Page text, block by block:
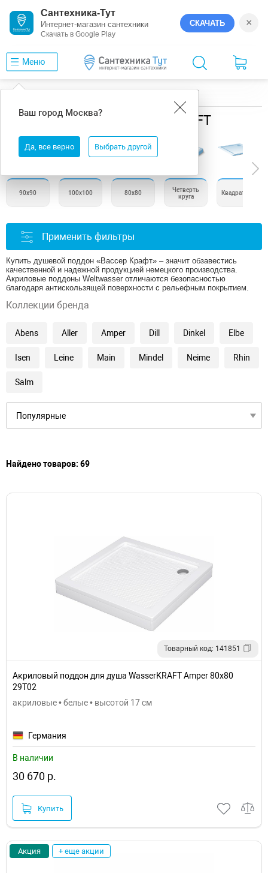
Сантехника-Тут
Интернет-магазин сантехники
Скачать в Google Play
СКАЧАТЬ ×
Меню
Ваш город Москва?
Да, все верно Выбрать другой
WasserKRAFT
Душевые поддоны WasserKRAFT
90х90 100х100 80х80
Четверть
круга
Квадратные
Применить фильтры
Купить душевой поддон «Вассер Крафт» – значит обзавестись
качественной и надежной продукцией немецкого производства.
Акриловые поддоны Weltwasser отличаются безопасностью
благодаря антискользящей поверхности с рельефным покрытием.
Коллекции бренда
Abens Aller Amper Dill Dinkel Elbe
Isen Leine Main Mindel Neime Rhin
Salm
Найдено товаров: 69
Товарный код: 141851
Акриловый поддон для душа WasserKRAFT Amper 80x80
29T02
акриловые • белые • высотой 17 см
Германия
В наличии
30 670 р.
Купить
Акция + еще акции